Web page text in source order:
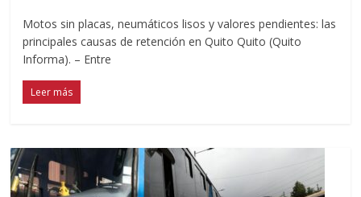
Motos sin placas, neumáticos lisos y valores pendientes: las
principales causas de retención en Quito Quito (Quito
Informa). – Entre
Leer más